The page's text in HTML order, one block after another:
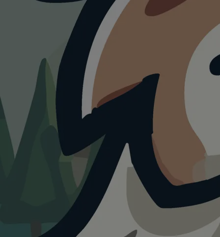
Ausflug &
Urlaub mit
Hund in
Oberösterreich
mit Hund.
8+
HUNDEPLÄTZE
1+
HUNDESTRÄNDE